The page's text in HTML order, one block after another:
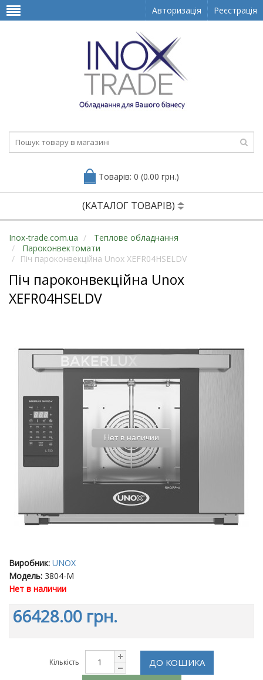
Авторизація Реєстрація
Товарів: 0 (0.00 грн.)
(КАТАЛОГ ТОВАРІВ)
Inox-trade.com.ua
Теплове обладнання
Пароконвектомати
Піч пароконвекційна Unox XEFR04HSELDV
Піч пароконвекційна Unox
XEFR04HSELDV
Нет в наличии
Виробник: UNOX
Модель: 3804-M
Нет в наличии
66428.00 грн.
Кількість ДО КОШИКА